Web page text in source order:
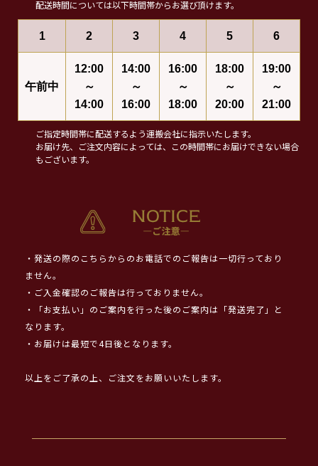
配送時間については以下時間帯からお選び頂けます。
1 2 3 4 5 6
午前中
12:00
～
14:00
14:00
～
16:00
16:00
～
18:00
18:00
～
20:00
19:00
～
21:00
ご指定時間帯に配送するよう運搬会社に指示いたします。
お届け先、ご注文内容によっては、この時間帯にお届けできない場合
もございます。
・発送の際のこちらからのお電話でのご報告は一切行っており
ません。
・ご入金確認のご報告は行っておりません。
・「お支払い」のご案内を行った後のご案内は「発送完了」と
なります。
・お届けは最短で4日後となります。
以上をご了承の上、ご注文をお願いいたします。